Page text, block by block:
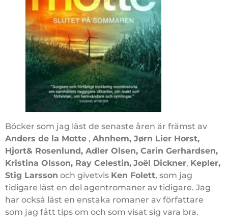
Böcker som jag läst de senaste åren är främst av
Anders de la Motte , Ahnhem, Jørn Lier Horst,
Hjort& Rosenlund, Adler Olsen, Carin Gerhardsen,
Kristina Olsson, Ray Celestin, Joël Dickner, Kepler,
Stig Larsson och givetvis Ken Folett, som jag
tidigare läst en del agentromaner av tidigare. Jag
har också läst en enstaka romaner av författare
som jag fått tips om och som visat sig vara bra.